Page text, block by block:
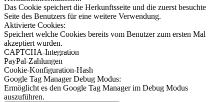
Das Cookie speichert die Herkunftsseite und die zuerst besuchte
Seite des Benutzers für eine weitere Verwendung.
Aktivierte Cookies:
Speichert welche Cookies bereits vom Benutzer zum ersten Mal
akzeptiert wurden.
CAPTCHA-Integration
PayPal-Zahlungen
Cookie-Konfiguration-Hash
Google Tag Manager Debug Modus:
Ermöglicht es den Google Tag Manager im Debug Modus
auszuführen.